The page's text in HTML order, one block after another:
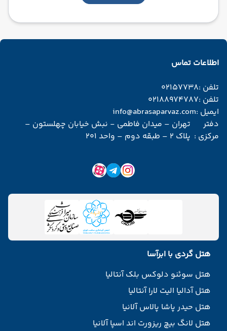
اطلاعات تماس
تلفن :02157738
تلفن :02188974787
ایمیل :info@abrasaparvaz.com
دفتر
مرکزی :
تهران – میدان فاطمی - نبش خیابان چهلستون –
پلاک 2 – طبقه دوم – واحد 201
هتل گردی با ابرآسا
هتل سوئنو دلوکس بلک آنتالیا
هتل آدالیا الیت لارا آنتالیا
هتل حیدر پاشا پالاس آلانیا
هتل لانگ بیچ ریزورت اند اسپا آلانیا